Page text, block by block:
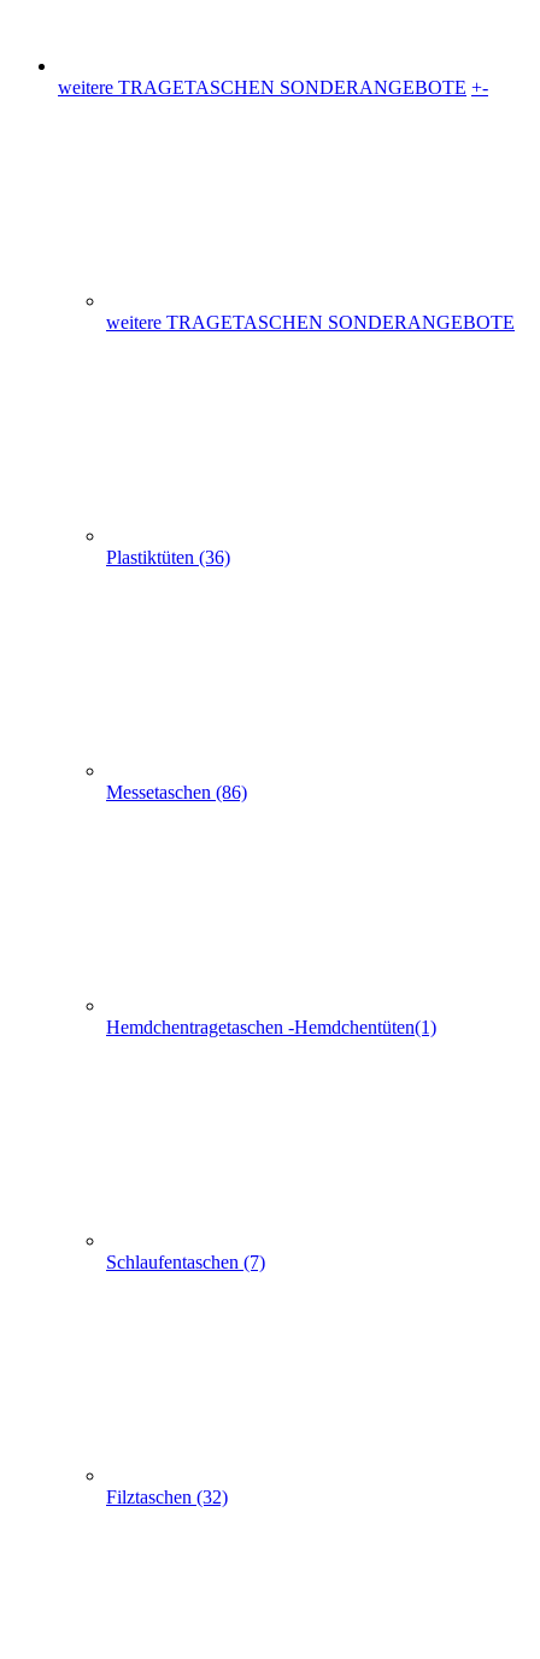
weitere TRAGETASCHEN SONDERANGEBOTE +-
weitere TRAGETASCHEN SONDERANGEBOTE
Plastiktüten (36)
Messetaschen (86)
Hemdchentragetaschen -Hemdchentüten(1)
Schlaufentaschen (7)
Filztaschen (32)